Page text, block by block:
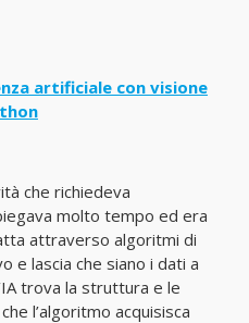
artificiale con visione
che richiedeva
molto tempo ed era
attraverso algoritmi di
e lascia che siano i dati a
trova la struttura e le
l’algoritmo acquisisca